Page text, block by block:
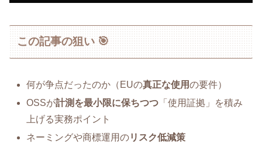
この記事の狙い 🎯
何が争点だったのか（EUの真正な使用の要件）
OSSが計測を最小限に保ちつつ 「使用証拠」を積み
上げる実務ポイント
ネーミングや商標運用のリスク低減策